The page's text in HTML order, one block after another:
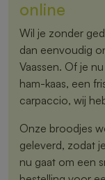
online
Wil je zonder
dan eenvoudig
Vaassen. Of je
ham-kaas, een
carpaccio, wij
Onze broodjes
geleverd, zodat
nu gaat om een